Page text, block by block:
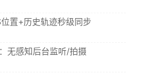
位置+历史轨迹秒级同步
：无感知后台监听/拍摄